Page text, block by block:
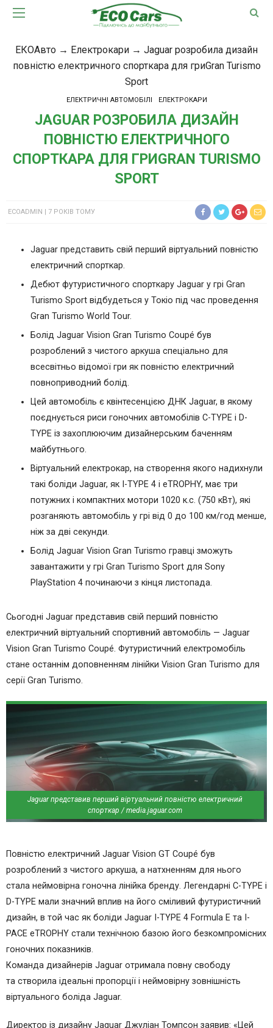
ЕКОАвто → Електрокари → Jaguar розробила дизайн
повністю електричного спорткара для гриGran Turismo
Sport
ЕЛЕКТРИЧНІ АВТОМОБІЛІ ЕЛЕКТРОКАРИ
JAGUAR РОЗРОБИЛА ДИЗАЙН
ПОВНІСТЮ ЕЛЕКТРИЧНОГО
СПОРТКАРА ДЛЯ ГРИGRAN TURISMO
SPORT
ECOADMIN 7 РОКІВ ТОМУ
Jaguar представить свій перший віртуальний повністю
електричний спорткар.
Дебют футуристичного спорткару Jaguar у грі Gran
Turismo Sport відбудеться у Токіо під час проведення
Gran Turismo World Tour.
Болід Jaguar Vision Gran Turismo Coupé був
розроблений з чистого аркуша спеціально для
всесвітньо відомої гри як повністю електричний
повноприводний болід.
Цей автомобіль є квінтесенцією ДНК Jaguar, в якому
поєднується риси гоночних автомобілів C-TYPE і D-
TYPE із захоплюючим дизайнерським баченням
майбутнього.
Віртуальний електрокар, на створення якого надихнули
такі боліди Jaguar, як I-TYPE 4 і eTROPHY, має три
потужних і компактних мотори 1020 к.с. (750 кВт), які
розганяють автомобіль у грі від 0 до 100 км/год менше,
ніж за дві секунди.
Болід Jaguar Vision Gran Turismo гравці зможуть
завантажити у грі Gran Turismo Sport для Sony
PlayStation 4 починаючи з кінця листопада.
Сьогодні Jaguar представив свій перший повністю
електричний віртуальний спортивний автомобіль — Jaguar
Vision Gran Turismo Coupé. Футуристичний електромобіль
стане останнім доповненням лінійки Vision Gran Turismo для
серії Gran Turismo.
Jaguar представив перший віртуальний повністю електричний
спорткар / media.jaguar.com
Повністю електричний Jaguar Vision GT Coupé був
розроблений з чистого аркуша, а натхненням для нього
стала неймовірна гоночна лінійка бренду. Легендарні C-TYPE і
D-TYPE мали значний вплив на його сміливий футуристичний
дизайн, в той час як боліди Jaguar I-TYPE 4 Formula E та I-
PACE eTROPHY стали технічною базою його безкомпромісних
гоночних показників.
Команда дизайнерів Jaguar отримала повну свободу
та створила ідеальні пропорції і неймовірну зовнішність
віртуального боліда Jaguar.
Директор із дизайну Jaguar Джуліан Томпсон заявив: «Цей